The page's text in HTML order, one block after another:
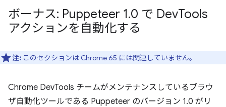
ボーナス: Puppeteer 1.0 で DevTools
アクションを自動化する
注: このセクションは Chrome 65 には関連していません。
Chrome DevTools チームがメンテナンスしているブラウ
ザ自動化ツールである Puppeteer のバージョン 1.0 がリ